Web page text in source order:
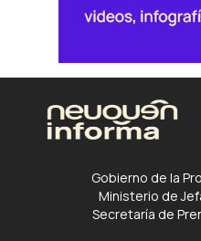
Gobierno de la
Ministerio de
Secretaría de